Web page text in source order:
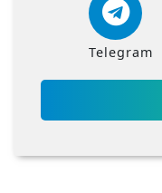
Telegram